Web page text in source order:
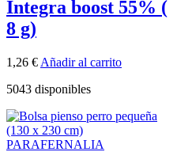
Integra boost 55% (
8 g)
1,26 € Añadir al carrito
5043 disponibles
PARAFERNALIA